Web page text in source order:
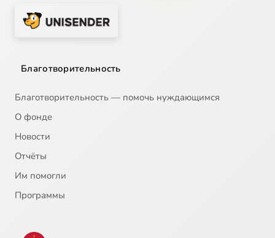
Благотворительность
Благотворительность — помочь нуждающимся
О фонде
Новости
Отчёты
Им помогли
Программы